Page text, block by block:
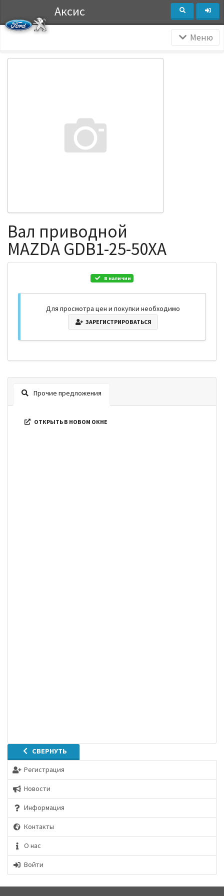
Аксис
Меню
СВЕРНУТЬ
Регистрация
Новости
Информация
Контакты
О нас
Войти
Вал приводной
MAZDA GDB1-25-50XA
В наличии
Для просмотра цен и покупки необходимо
ЗАРЕГИСТРИРОВАТЬСЯ
Прочие предложения
ОТКРЫТЬ В НОВОМ ОКНЕ